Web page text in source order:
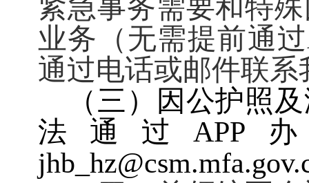
紧急事务需要和特
业务（无需提前通过
通过电话或邮件联系
（三）因公护照
法通过 APP